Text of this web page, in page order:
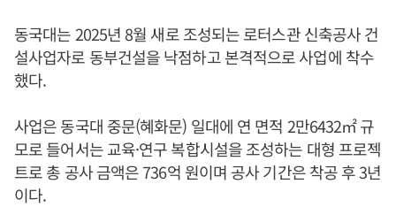
동국대는 2025년 8월 새로 조성되는 로터스관 신축공사 건
설사업자로 동부건설을 낙점하고 본격적으로 사업에 착수
했다.
사업은 동국대 중문(혜화문) 일대에 연 면적 2만6432㎡ 규
모로 들어서는 교육·연구 복합시설을 조성하는 대형 프로젝
트로 총 공사 금액은 736억 원이며 공사 기간은 착공 후 3년
이다.